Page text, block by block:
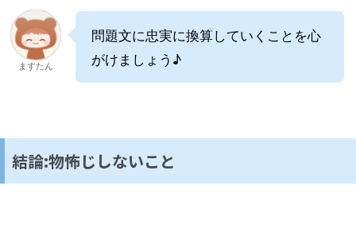
ますたん
問題文に忠実に換算していくことを心
がけましょう♪
結論:物怖じしないこと